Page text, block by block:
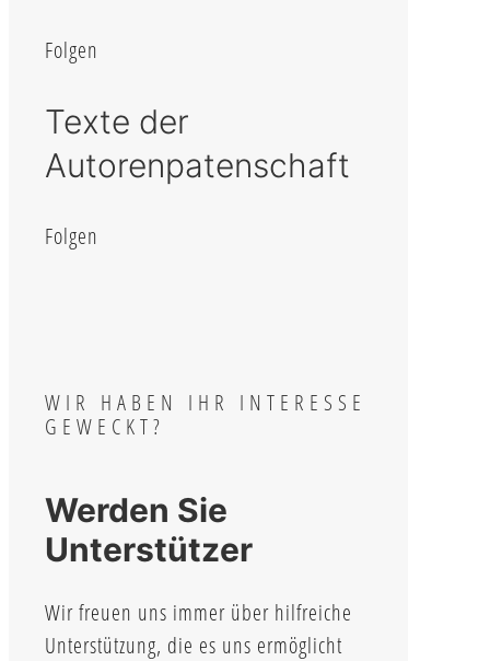
Folgen
Texte der
Autorenpatenschaft
Folgen
WIR HABEN IHR INTERESSE
GEWECKT?
Werden Sie
Unterstützer
Wir freuen uns immer über hilfreiche
Unterstützung, die es uns ermöglicht